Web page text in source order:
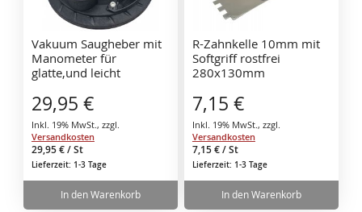
Vakuum Saugheber mit
Manometer für
glatte,und leicht
Oberflächen bis 110 kg
29,95 €
Inkl. 19% MwSt., zzgl.
Versandkosten
29,95 €/ St
Lieferzeit: 1-3 Tage
In den Warenkorb
R-Zahnkelle 10mm mit
Softgriff rostfrei
280x130mm
7,15 €
Inkl. 19% MwSt., zzgl.
Versandkosten
7,15 €/ St
Lieferzeit: 1-3 Tage
In den Warenkorb